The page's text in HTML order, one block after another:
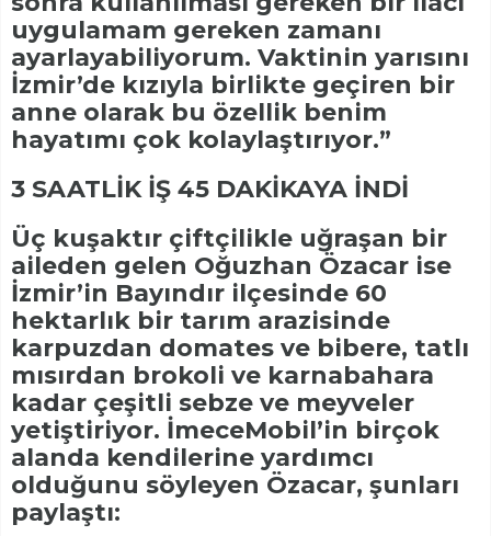
uygulamam gereken zamanı
ayarlayabiliyorum. Vaktinin yarısını
İzmir’de kızıyla birlikte geçiren bir
anne olarak bu özellik benim
hayatımı çok kolaylaştırıyor.”
3 SAATLİK İŞ 45 DAKİKAYA İNDİ
Üç kuşaktır çiftçilikle uğraşan bir
aileden gelen Oğuzhan Özacar ise
İzmir’in Bayındır ilçesinde 60
hektarlık bir tarım arazisinde
karpuzdan domates ve bibere, tatlı
mısırdan brokoli ve karnabahara
kadar çeşitli sebze ve meyveler
yetiştiriyor. İmeceMobil’in birçok
alanda kendilerine yardımcı
olduğunu söyleyen Özacar, şunları
paylaştı: